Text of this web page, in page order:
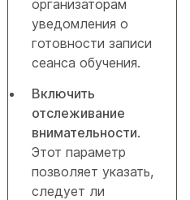
организаторам
уведомления о
готовности записи
сеанса обучения.
Включить
отслеживание
внимательности.
Этот параметр
позволяет указать,
следует ли